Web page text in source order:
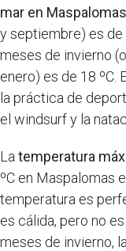
mar en Maspalomas
y septiembre) es de
meses de invierno
enero) es de 18 ºC.
la práctica de
el windsurf y la
La temperatura
ºC en Maspalomas
temperatura es
es cálida, pero no
meses de invierno,